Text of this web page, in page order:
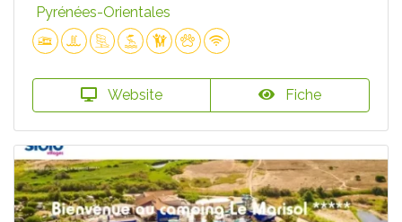
Pyrénées-Orientales
Website Fiche